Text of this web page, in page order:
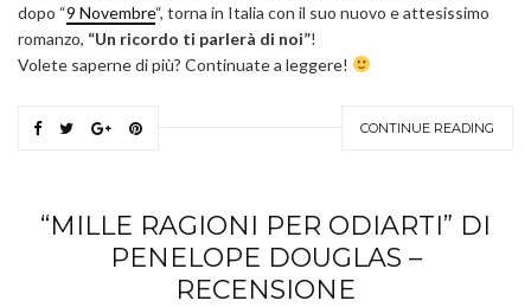
dopo “9 Novembre“, torna in Italia con il suo nuovo e attesissimo
romanzo, “Un ricordo ti parlerà di noi”!
Volete saperne di più? Continuate a leggere!
CONTINUE READING
“MILLE RAGIONI PER ODIARTI” DI
PENELOPE DOUGLAS –
RECENSIONE